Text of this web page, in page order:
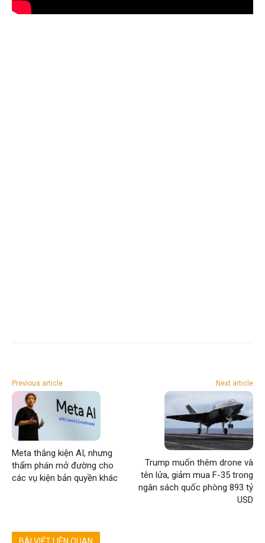
Previous article
Meta thắng kiện AI, nhưng
thẩm phán mở đường cho
các vụ kiện bản quyền khác
Next article
Trump muốn thêm drone và
tên lửa, giảm mua F-35 trong
ngân sách quốc phòng 893 tỷ
USD
BÀI VIẾT LIÊN QUAN